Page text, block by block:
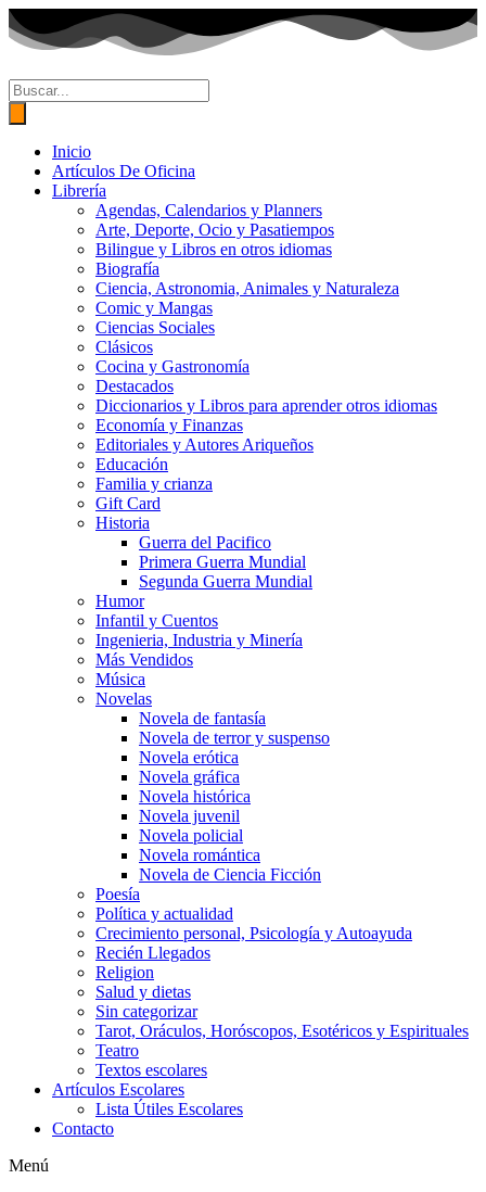
Ir
al
contenido
Búsqueda
de
productos
Inicio
Artículos De Oficina
Librería
Agendas, Calendarios y Planners
Arte, Deporte, Ocio y Pasatiempos
Bilingue y Libros en otros idiomas
Biografía
Ciencia, Astronomia, Animales y Naturaleza
Comic y Mangas
Ciencias Sociales
Clásicos
Cocina y Gastronomía
Destacados
Diccionarios y Libros para aprender otros idiomas
Economía y Finanzas
Editoriales y Autores Ariqueños
Educación
Familia y crianza
Gift Card
Historia
Guerra del Pacifico
Primera Guerra Mundial
Segunda Guerra Mundial
Humor
Infantil y Cuentos
Ingenieria, Industria y Minería
Más Vendidos
Música
Novelas
Novela de fantasía
Novela de terror y suspenso
Novela erótica
Novela gráfica
Novela histórica
Novela juvenil
Novela policial
Novela romántica
Novela de Ciencia Ficción
Poesía
Política y actualidad
Crecimiento personal, Psicología y Autoayuda
Recién Llegados
Religion
Salud y dietas
Sin categorizar
Tarot, Oráculos, Horóscopos, Esotéricos y Espirituales
Teatro
Textos escolares
Artículos Escolares
Lista Útiles Escolares
Contacto
Menú